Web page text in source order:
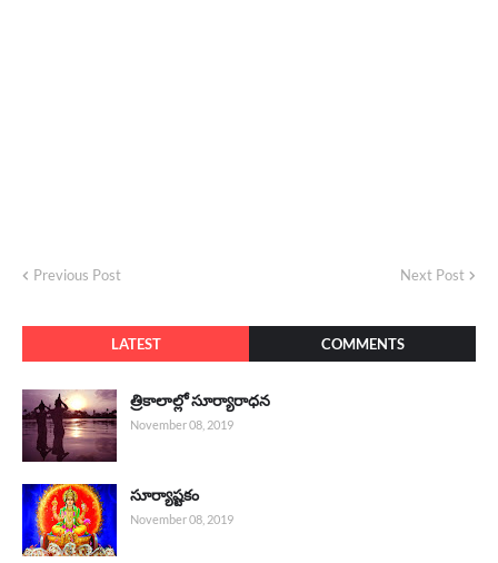
Previous Post Next Post
LATEST COMMENTS
త్రికాలాల్లో సూర్యారాధన
November 08, 2019
సూర్యాష్టకం
November 08, 2019